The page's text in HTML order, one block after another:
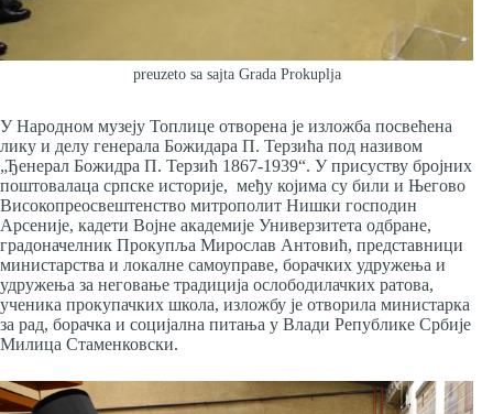
preuzeto sa sajta Grada Prokuplja
У Народном музеју Топлице отворена је изложба посвећена
лику и делу генерала Божидара П. Терзића под називом
„Ђенерал Божидра П. Терзић 1867-1939“. У присуству бројних
поштовалаца српске историје, међу којима су били и Његово
Високопреосвештенство митрополит Нишки господин
Арсеније, кадети Војне академије Универзитета одбране,
градоначелник Прокупља Мирослав Антовић, представници
министарства и локалне самоуправе, борачких удружења и
удружења за неговање традиција ослободилачких ратова,
ученика прокупачких школа, изложбу је отворила министарка
за рад, борачка и социјална питања у Влади Републике Србије
Милица Стаменковски.